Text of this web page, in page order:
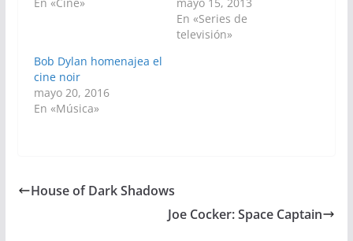
En «Series de
televisión»
Bob Dylan homenajea el
cine noir
mayo 20, 2016
En «Música»
House of Dark Shadows
Joe Cocker: Space Captain